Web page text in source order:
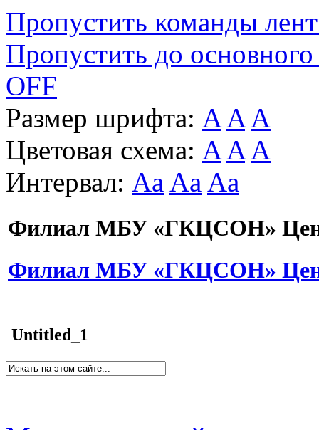
Пропустить команды
Пропустить до основного
OFF
Размер шрифта: A A A
Цветовая схема: A A A
Интервал: Aa Aa Aa
Филиал МБУ «ГКЦСОН»
Филиал МБУ «ГКЦСОН»
Untitled_1